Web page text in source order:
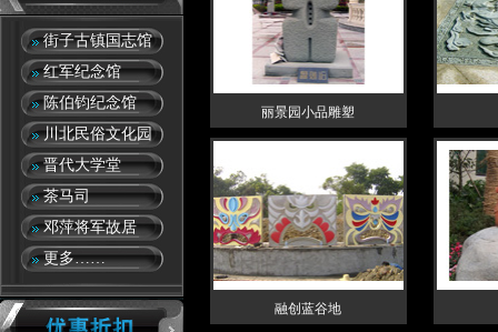
街子古镇国志馆
红军纪念馆
陈伯钧纪念馆
川北民俗文化园
晋代大学堂
茶马司
邓萍将军故居
更多……
丽景园小品雕塑
融创蓝谷地